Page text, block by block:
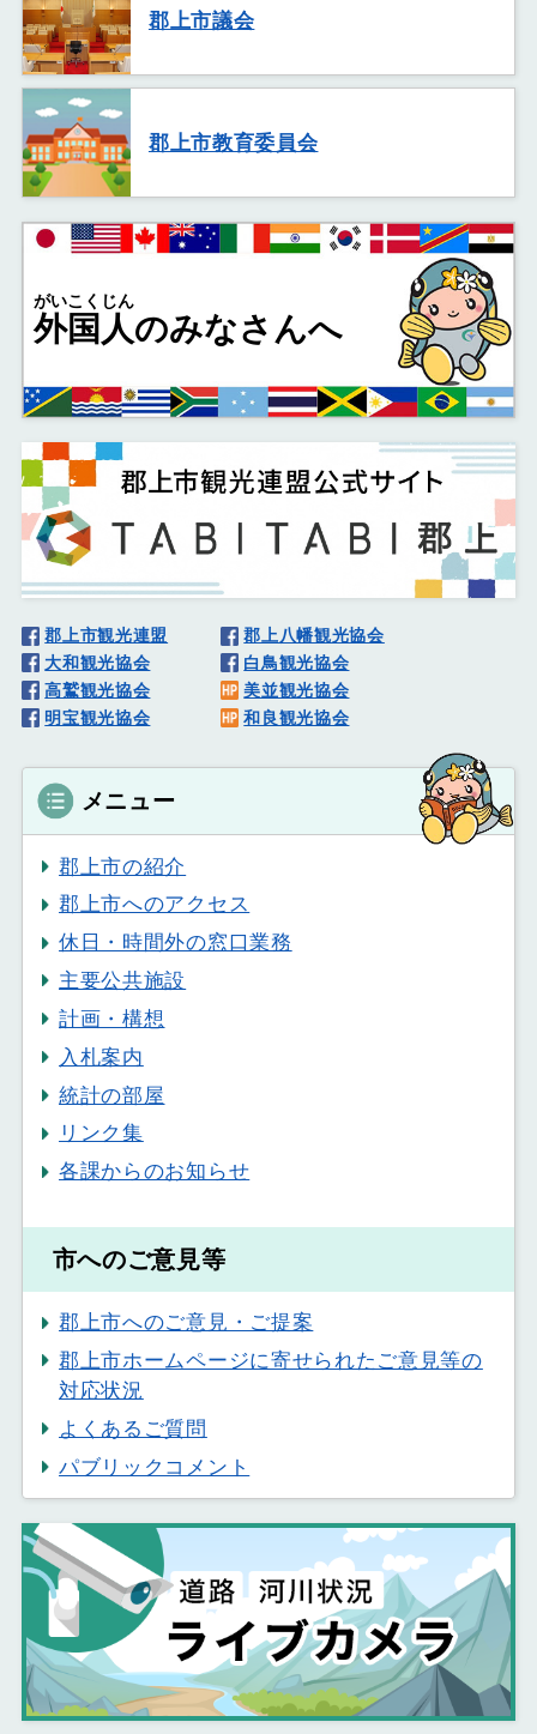
郡上市議会
郡上市教育委員会
外国人
がいこくじん
のみなさんへ
郡上市観光連盟
郡上八幡観光協会
大和観光協会
白鳥観光協会
高鷲観光協会
美並観光協会
明宝観光協会
和良観光協会
メニュー
郡上市の紹介
郡上市へのアクセス
休日・時間外の窓口業務
主要公共施設
計画・構想
入札案内
統計の部屋
リンク集
各課からのお知らせ
市へのご意見等
郡上市へのご意見・ご提案
郡上市ホームページに寄せられたご意見等の
対応状況
よくあるご質問
パブリックコメント